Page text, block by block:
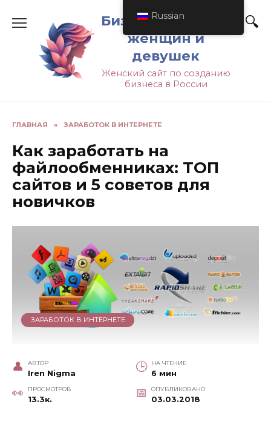
Бизнес-идеи для
женщин и
девушек
Женский сайт по созданию
бизнеса в России
ГЛАВНАЯ » ЗАРАБОТОК В ИНТЕРНЕТЕ
Как заработать на
файлообменниках: ТОП
сайтов и 5 советов для
новичков
ЗАРАБОТОК В ИНТЕРНЕТЕ
АВТОР
Iren Nigma
НА ЧТЕНИЕ
6 мин
ПРОСМОТРОВ
13.3к.
ОПУБЛИКОВАНО
03.03.2018
Russian